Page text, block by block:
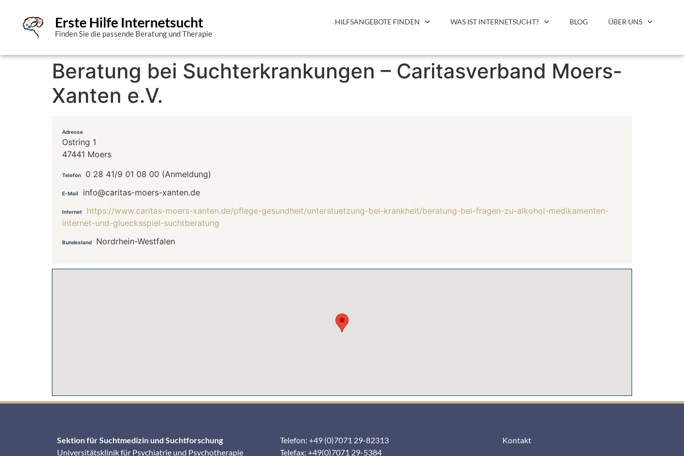
Erste Hilfe Internetsucht
Finden Sie die passende Beratung und Therapie
HILFSANGEBOTE FINDEN WAS IST INTERNETSUCHT? BLOG ÜBER UNS
Beratung bei Suchterkrankungen – Caritasverband Moers-
Xanten e.V.
Adresse
Ostring 1
47441 Moers
Telefon 0 28 41/9 01 08 00 (Anmeldung)
E-Mail info@caritas-moers-xanten.de
Internet
https://www.caritas-moers-xanten.de/pflege-gesundheit/unterstuetzung-bei-krankheit/beratung-bei-fragen-zu-alkohol-medikamenten-
internet-und-gluecksspiel-suchtberatung
Bundesland Nordrhein-Westfalen
Sektion für Suchtmedizin und Suchtforschung
Universitätsklinik für Psychiatrie und Psychotherapie
Telefon: +49 (0)7071 29-82313
Telefax: +49(0)7071 29-5384
Kontakt